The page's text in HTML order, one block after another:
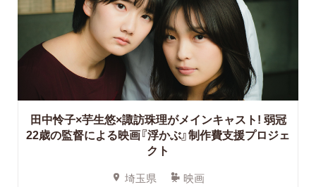
田中怜子×芋生悠×諏訪珠理がメインキャスト! 弱冠
22歳の監督による映画『浮かぶ』制作費支援プロジェ
クト
埼玉県 映画